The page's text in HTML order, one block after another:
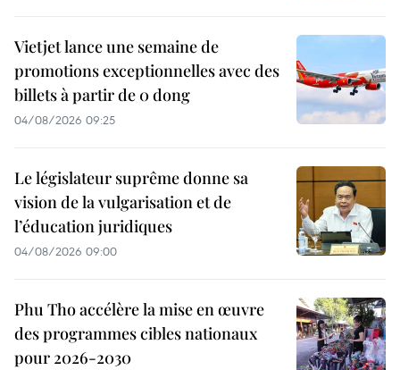
Vietjet lance une semaine de
promotions exceptionnelles avec des
billets à partir de 0 dong
04/08/2026 09:25
Le législateur suprême donne sa
vision de la vulgarisation et de
l’éducation juridiques
04/08/2026 09:00
Phu Tho accélère la mise en œuvre
des programmes cibles nationaux
pour 2026-2030